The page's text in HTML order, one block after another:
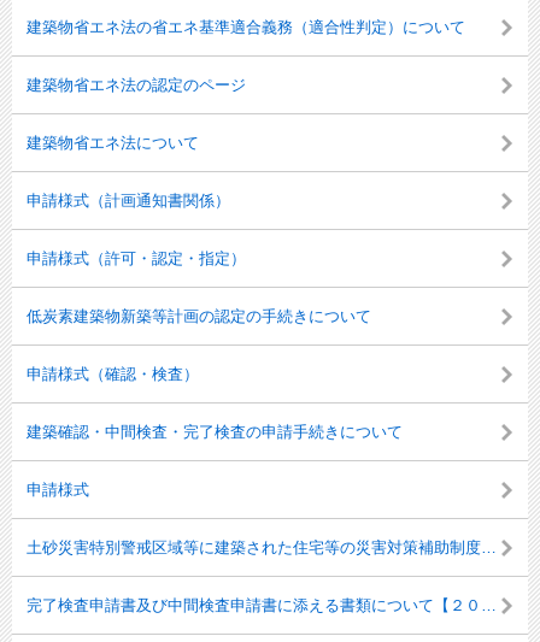
建築物省エネ法の省エネ基準適合義務（適合性判定）について
建築物省エネ法の認定のページ
建築物省エネ法について
申請様式（計画通知書関係）
申請様式（許可・認定・指定）
低炭素建築物新築等計画の認定の手続きについて
申請様式（確認・検査）
建築確認・中間検査・完了検査の申請手続きについて
申請様式
土砂災害特別警戒区域等に建築された住宅等の災害対策補助制度について
完了検査申請書及び中間検査申請書に添える書類について【２０２１年（令和３年）１月１日施行】